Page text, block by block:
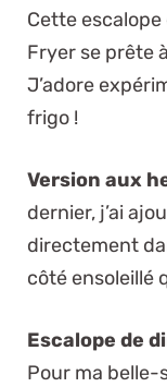
Cette
Fryer se prête
J’adore
frigo !
Version aux
dernier, j’ai
directement
côté ensoleillé
Escalope de
Pour ma belle-